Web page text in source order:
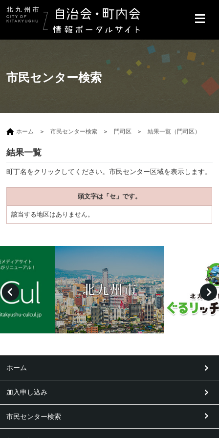
市民センター検索
ホーム 市民センター検索 門司区 結果一覧（門司区）
結果一覧
町丁名をクリックしてください。市民センター区域を表示します。
頭文字は「セ」です。
該当する地区はありません。
ホーム
加入申し込み
市民センター検索